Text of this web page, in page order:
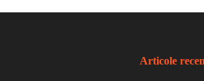
Articole